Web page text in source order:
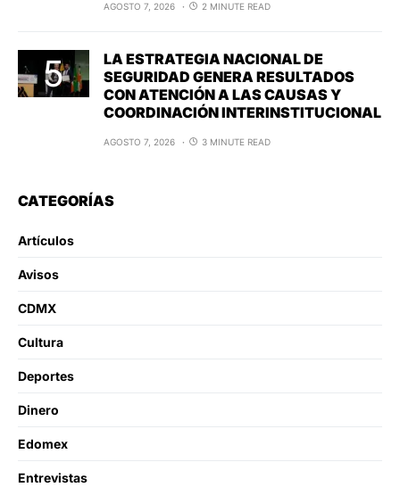
AGOSTO 7, 2026 2 MINUTE READ
LA ESTRATEGIA NACIONAL DE
SEGURIDAD GENERA RESULTADOS
CON ATENCIÓN A LAS CAUSAS Y
COORDINACIÓN INTERINSTITUCIONAL
AGOSTO 7, 2026 3 MINUTE READ
CATEGORÍAS
Artículos
Avisos
CDMX
Cultura
Deportes
Dinero
Edomex
Entrevistas